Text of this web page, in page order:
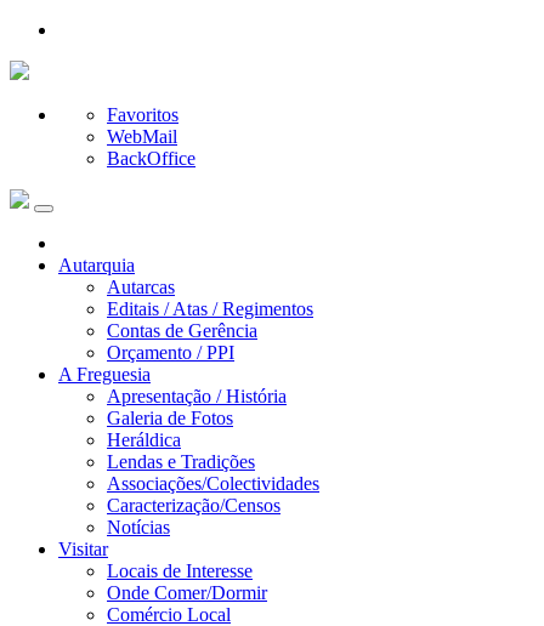
Favoritos
WebMail
BackOffice
Autarquia
Autarcas
Editais / Atas / Regimentos
Contas de Gerência
Orçamento / PPI
A Freguesia
Apresentação / História
Galeria de Fotos
Heráldica
Lendas e Tradições
Associações/Colectividades
Caracterização/Censos
Notícias
Visitar
Locais de Interesse
Onde Comer/Dormir
Comércio Local